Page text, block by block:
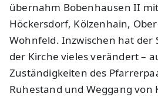
übernahm Bobenhausen II
Höckersdorf, Kölzenhain,
Wohnfeld. Inzwischen hat der
der Kirche vieles verändert –
Zuständigkeiten des
Ruhestand und Weggang von